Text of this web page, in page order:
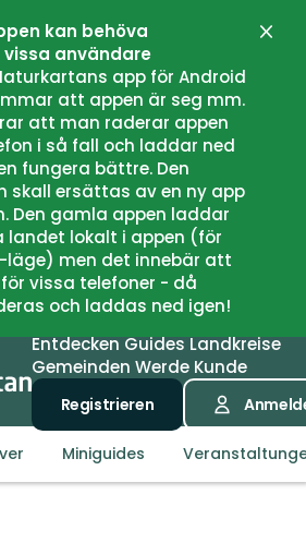
kan behöva
användare
app för Android
att appen är seg mm.
att man raderar appen
i så fall och laddar ned
fungera bättre. Den
skall ersättas av en ny app
Den gamla appen laddar
landet lokalt i appen (för
men det innebär att
vissa telefoner - då
och laddas ned igen!
EntdeckenGuidesLandkreise
Gemeinden Werde Kunde
Registrieren
Miniguides